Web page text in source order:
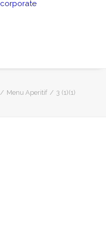
corporate
Menu Aperitif 3 (1)(1)